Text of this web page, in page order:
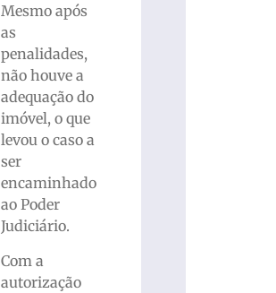
Mesmo após
as
penalidades,
não houve a
adequação do
imóvel, o que
levou o caso a
ser
encaminhado
ao Poder
Judiciário.
Com a
autorização